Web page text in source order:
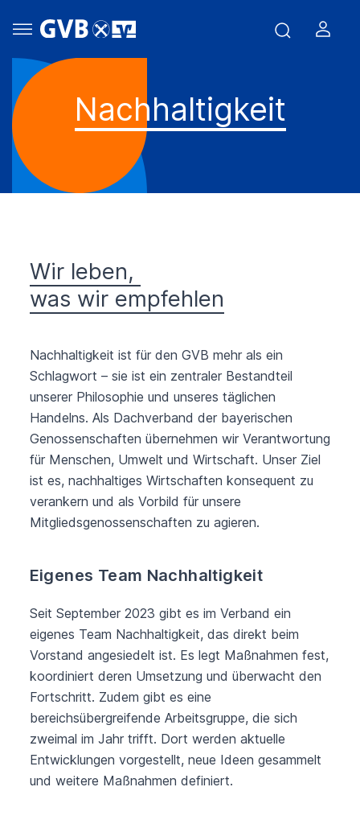
Nachhaltigkeit
Wir leben,
was wir empfehlen
Nachhaltigkeit ist für den GVB mehr als ein
Schlagwort – sie ist ein zentraler Bestandteil
unserer Philosophie und unseres täglichen
Handelns. Als Dachverband der bayerischen
Genossenschaften übernehmen wir Verantwortung
für Menschen, Umwelt und Wirtschaft. Unser Ziel
ist es, nachhaltiges Wirtschaften konsequent zu
verankern und als Vorbild für unsere
Mitgliedsgenossenschaften zu agieren.
Eigenes Team Nachhaltigkeit
Seit September 2023 gibt es im Verband ein
eigenes Team Nachhaltigkeit, das direkt beim
Vorstand angesiedelt ist. Es legt Maßnahmen fest,
koordiniert deren Umsetzung und überwacht den
Fortschritt. Zudem gibt es eine
bereichsübergreifende Arbeitsgruppe, die sich
zweimal im Jahr trifft. Dort werden aktuelle
Entwicklungen vorgestellt, neue Ideen gesammelt
und weitere Maßnahmen definiert.